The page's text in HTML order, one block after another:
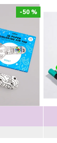
-50 %